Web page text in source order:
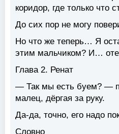
коридор, где только что
До сих пор не могу
Но что же теперь… Я
этим мальчиком? И…
Глава 2. Ренат
— Так мы есть буем? —
малец, дёргая за руку.
Да-да, точно, его надо
Словно